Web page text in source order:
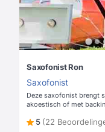
Saxofonist Ron
Saxofonist
Deze saxofonist brengt
akoestisch of met
5 (22